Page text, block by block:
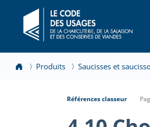
Produits Saucisses et
Références classeur